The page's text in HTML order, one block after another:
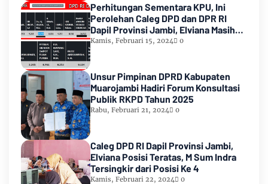
Perhitungan Sementara KPU, Ini
Perolehan Caleg DPD dan DPR RI
Dapil Provinsi Jambi, Elviana Masih
Urutan Kedua Teratas
Kamis, Februari 15, 2024 0
Unsur Pimpinan DPRD Kabupaten
Muarojambi Hadiri Forum Konsultasi
Publik RKPD Tahun 2025
Rabu, Februari 21, 2024 0
Caleg DPD RI Dapil Provinsi Jambi,
Elviana Posisi Teratas, M Sum Indra
Tersingkir dari Posisi Ke 4
Kamis, Februari 22, 2024 0